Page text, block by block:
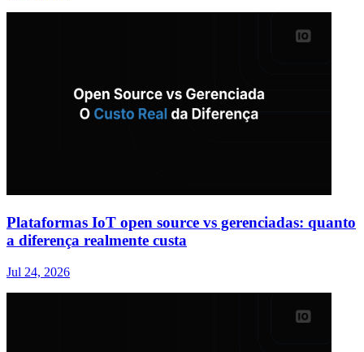
Plataformas IoT open source vs gerenciadas: quanto
a diferença realmente custa
Jul 24, 2026